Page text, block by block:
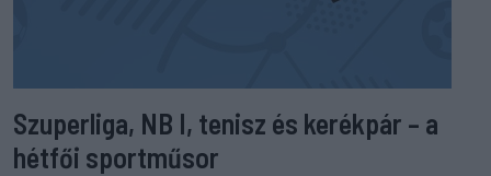
Szuperliga, NB I, tenisz és kerékpár – a
hétfői sportműsor